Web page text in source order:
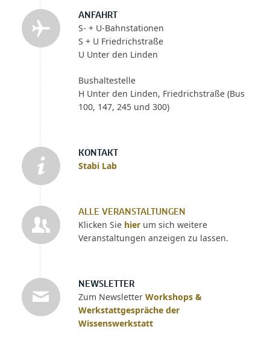
ANFAHRT
S- + U-Bahnstationen
S + U Friedrichstraße
U Unter den Linden
Bushaltestelle
H Unter den Linden, Friedrichstraße (Bus
100, 147, 245 und 300)
KONTAKT
Stabi Lab
ALLE VERANSTALTUNGEN
Klicken Sie hierum sich weitere
Veranstaltungen anzeigen zu lassen.
NEWSLETTER
Zum Newsletter Workshops &
Werkstattgespräche der
Wissenswerkstatt